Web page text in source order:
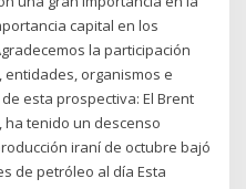
capital en los
la participación
organismos e
esta prospectiva: El Brent
tenido un descenso
iraní de octubre bajó
de petróleo al día Esta